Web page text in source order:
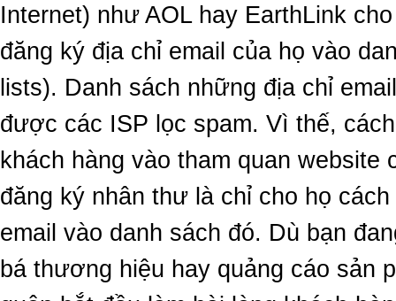
Internet) như AOL hay EarthLink
đăng ký địa chỉ email của họ vào
lists). Danh sách những địa chỉ
được các ISP lọc spam. Vì thế,
khách hàng vào tham quan website
đăng ký nhân thư là chỉ cho họ
email vào danh sách đó. Dù bạn
bá thương hiệu hay quảng cáo sản